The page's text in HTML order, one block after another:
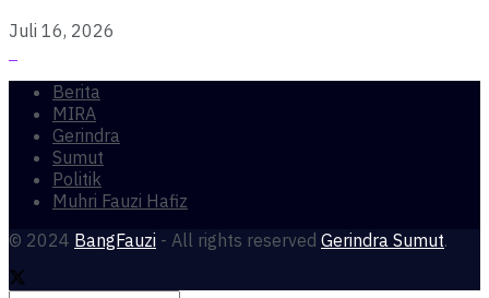
Juli 16, 2026
Berita
MIRA
Gerindra
Sumut
Politik
Muhri Fauzi Hafiz
© 2024 BangFauzi - All rights reserved Gerindra Sumut.